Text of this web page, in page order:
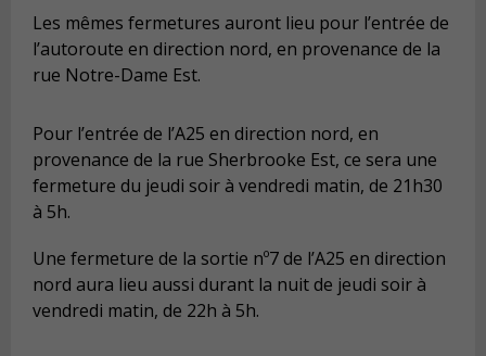
Les mêmes fermetures auront lieu pour l’entrée de
l’autoroute en direction nord, en provenance de la
rue Notre-Dame Est.
Pour l’entrée de l’A25 en direction nord, en
provenance de la rue Sherbrooke Est, ce sera une
fermeture du jeudi soir à vendredi matin, de 21h30
à 5h.
Une fermeture de la sortie nº7 de l’A25 en direction
nord aura lieu aussi durant la nuit de jeudi soir à
vendredi matin, de 22h à 5h.